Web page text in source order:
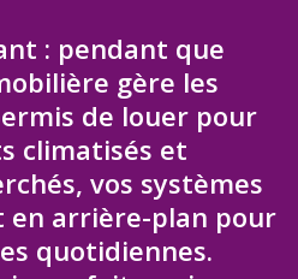
: pendant que
gère les
de louer pour
climatisés et
vos systèmes
arrière-plan pour
quotidiennes.